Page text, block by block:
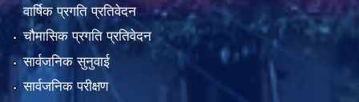
वार्षिक प्रगति प्रतिवेदन
चौमासिक प्रगति प्रतिवेदन
सार्वजनिक सुनुवाई
सार्वजनिक परीक्षण